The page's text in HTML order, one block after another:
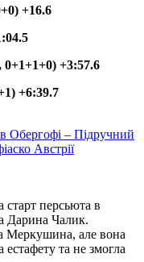
+16.6
+3:57.6
+6:39.7
Обергофі – Підручний
Австрії
старт персьюта в
Дарина Чалик.
Меркушина, але вона
естафету та не змогла